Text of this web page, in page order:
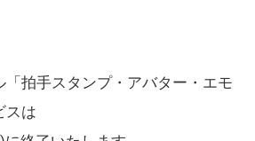
「拍手スタンプ・アバター・エモ
スは